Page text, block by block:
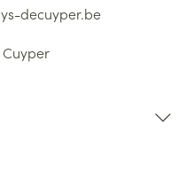
decuyper.be